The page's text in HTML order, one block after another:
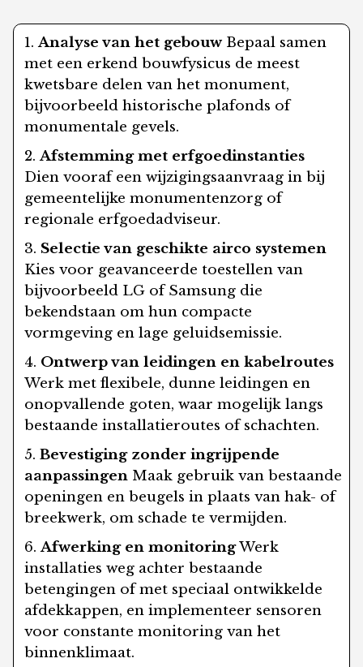
Analyse van het gebouwBepaal samen
met een erkend bouwfysicus de meest
kwetsbare delen van het monument,
bijvoorbeeld historische plafonds of
monumentale gevels.
Afstemming met erfgoedinstanties
Dien vooraf een wijzigingsaanvraag in bij
gemeentelijke monumentenzorg of
regionale erfgoedadviseur.
Selectie van geschikte airco systemen
Kies voor geavanceerde toestellen van
bijvoorbeeld LG of Samsung die
bekendstaan om hun compacte
vormgeving en lage geluidsemissie.
Ontwerp van leidingen en kabelroutes
Werk met flexibele, dunne leidingen en
onopvallende goten, waar mogelijk langs
bestaande installatieroutes of schachten.
Bevestiging zonder ingrijpende
aanpassingen Maak gebruik van bestaande
openingen en beugels in plaats van hak- of
breekwerk, om schade te vermijden.
Afwerking en monitoringWerk
installaties weg achter bestaande
betengingen of met speciaal ontwikkelde
afdekkappen, en implementeer sensoren
voor constante monitoring van het
binnenklimaat.